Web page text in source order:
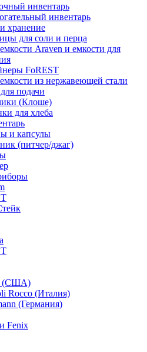
инвентарь
инвентарь
хранение
для соли и перца
Araven и емкости для
FoREST
из нержавеющей стали
подачи
(Клоше)
для хлеба
и капсулы
(питчер/джаг)
(США)
Rocco (Италия)
(Германия)
Fenix